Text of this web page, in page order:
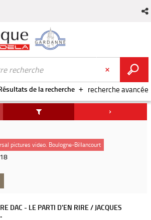
recherche avancée
de la recherche
pictures video. Boulogne-Billancourt
DAC - LE PARTI D'EN RIRE / JACQUES